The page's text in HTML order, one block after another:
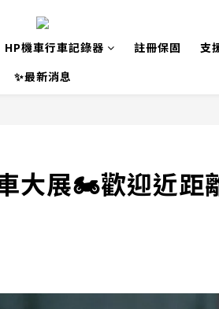
HP機車行車記錄器 註冊保固 支
✨最新消息
大展🏍️歡迎近距